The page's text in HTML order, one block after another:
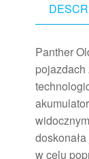
Panther
w celu